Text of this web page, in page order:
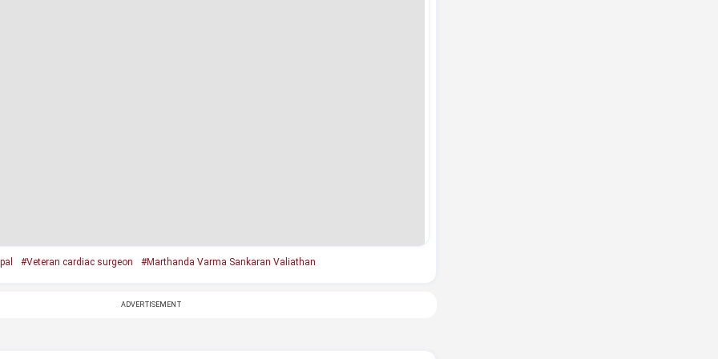
#Veteran cardiac surgeon #Marthanda Varma Sankaran Valiathan
ADVERTISEMENT